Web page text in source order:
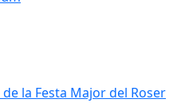
la Festa Major del Roser